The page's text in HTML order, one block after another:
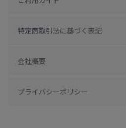
特定商取引法に基づく表記
会社概要
プライバシーポリシー